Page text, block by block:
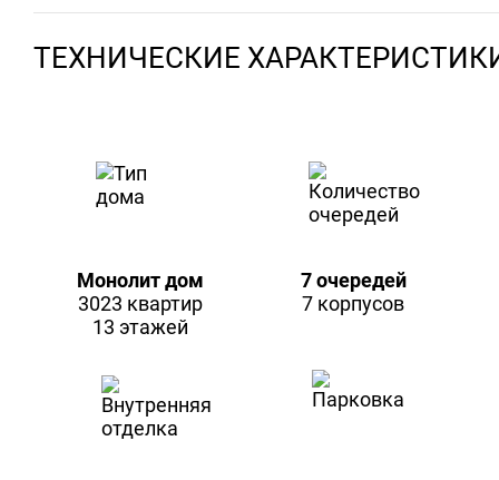
ТЕХНИЧЕСКИЕ
Монолит дом
3023 квартир
13 этажей
7 очередей
7 корпусов